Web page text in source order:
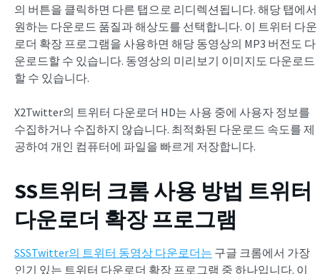
의 버튼을 클릭하면 다른 탭으로 리디렉션됩니다. 해당 탭에서
원하는 다운로드 품질과 해상도를 선택합니다. 이 트위터 다운
로더 확장 프로그램을 사용하면 해당 동영상의 MP3 버전도 다
운로드할 수 있습니다. 동영상의 미리보기 이미지도 다운로드
할 수 있습니다.
X2Twitter의 트위터 다운로더 HD는 사용 중에 사용자 정보를
수집하거나 수집하지 않습니다. 최적화된 다운로드 속도를 제
공하여 개인 컴퓨터에 파일을 빠르게 저장합니다.
SS트위터 크롬 사용 방법 트위터
다운로더 확장 프로그램
SSSTwitter의 트위터 동영상 다운로더는 구글 크롬에서 가장
인기 있는 트위터 다운로더 확장 프로그램 중 하나입니다. 이